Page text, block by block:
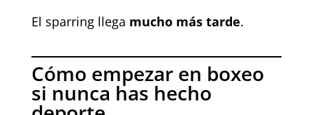
El sparring llega mucho más tarde.
Cómo empezar en boxeo
si nunca has hecho